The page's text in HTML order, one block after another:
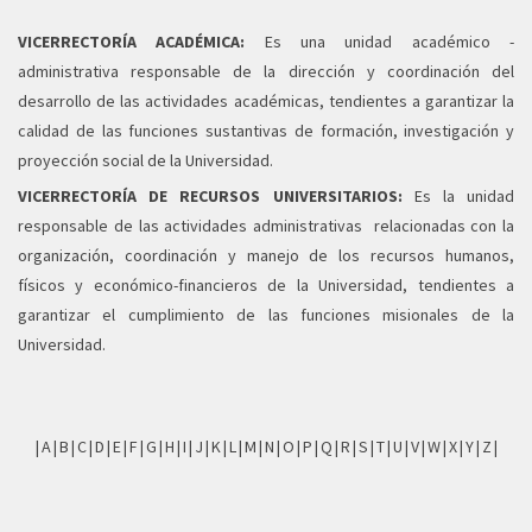
VICERRECTORÍA ACADÉMICA: Es una unidad académico -
administrativa responsable de la dirección y coordinación del
desarrollo de las actividades académicas, tendientes a garantizar la
calidad de las funciones sustantivas de formación, investigación y
proyección social de la Universidad.
VICERRECTORÍA DE RECURSOS UNIVERSITARIOS: Es la unidad
responsable de las actividades administrativas relacionadas con la
organización, coordinación y manejo de los recursos humanos,
físicos y económico-financieros de la Universidad, tendientes a
garantizar el cumplimiento de las funciones misionales de la
Universidad.
|A|B|C|D|E|F|G|H|I| J|K|L|M|N|O|P|Q|R|S|T|U|V|W|X|Y| Z|